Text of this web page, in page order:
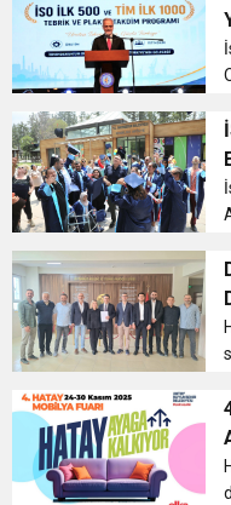
Cumhuriyet, Türk
ve Onur Nişanesidir
6:19 HBB BAŞKANI
CUMHURİYET
17:36 KURUMLAR
1:00 İTSO İŞ-KUR SGK TOPLANTI
DUYURUSU
21:40 CEYLANDERE’DE
KARAÇAY’A
18:22 BAŞKAN SAMİ
GÖNÜLLERE